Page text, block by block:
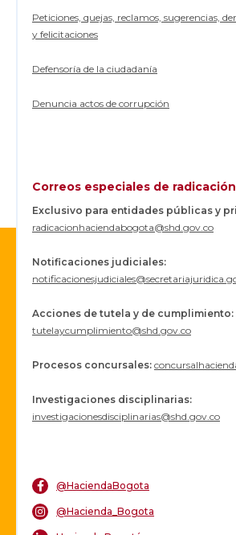
Peticiones, quejas, reclamos, sugerencias,
y felicitaciones
Defensoría de la ciudadanía
Denuncia actos de corrupción
Correos especiales de
Exclusivo para entidades públicas y
radicacionhaciendabogota@shd.gov.co
Notificaciones judiciales:
Acciones de tutela y de cumplimiento:
tutelaycumplimiento@shd.gov.co
Procesos concursales:
Investigaciones disciplinarias:
investigacionesdisciplinarias@shd.gov.co
@HaciendaBogota
@Hacienda_Bogota